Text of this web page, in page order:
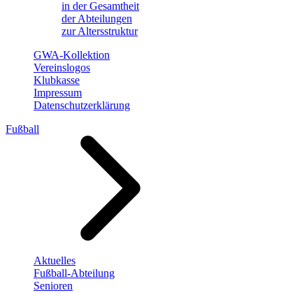
in der Gesamtheit
der Abteilungen
zur Altersstruktur
GWA-Kollektion
Vereinslogos
Klubkasse
Impressum
Datenschutzerklärung
Fußball
Aktuelles
Fußball-Abteilung
Senioren